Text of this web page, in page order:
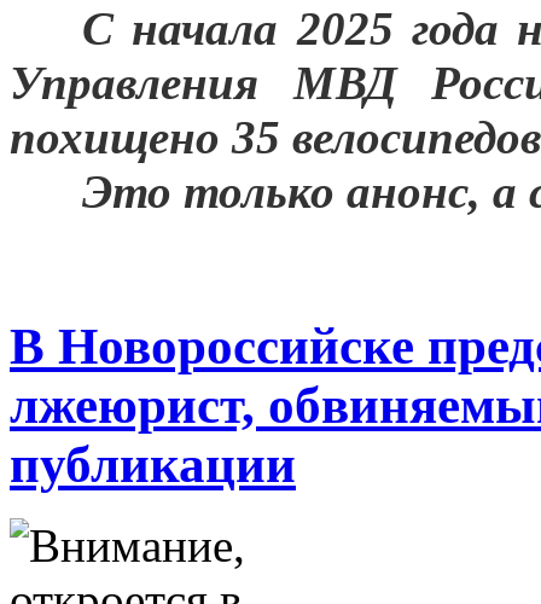
С начала 2025 года
Управления МВД
похищено 35
Это только анонс, а
В Новороссийске
лжеюрист,
публикации